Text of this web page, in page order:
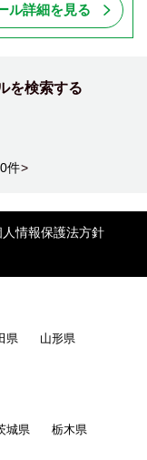
ル詳細を見る
を検索する
件>
人情報保護法方針
県
山形県
城県
栃木県